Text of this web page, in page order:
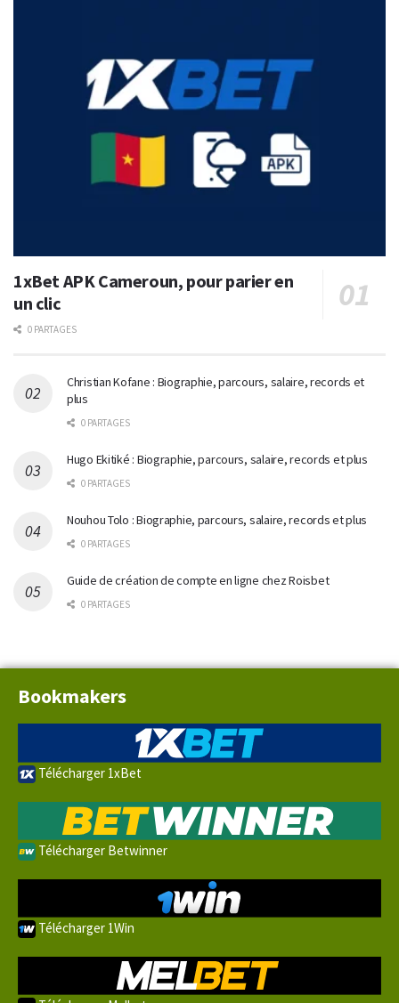
1xBet APK Cameroun, pour parier en
un clic
0 PARTAGES
Christian Kofane : Biographie, parcours, salaire, records et
plus
0 PARTAGES
Hugo Ekitiké : Biographie, parcours, salaire, records et plus
0 PARTAGES
Nouhou Tolo : Biographie, parcours, salaire, records et plus
0 PARTAGES
Guide de création de compte en ligne chez Roisbet
0 PARTAGES
Bookmakers
Télécharger 1xBet
Télécharger Betwinner
Télécharger 1Win